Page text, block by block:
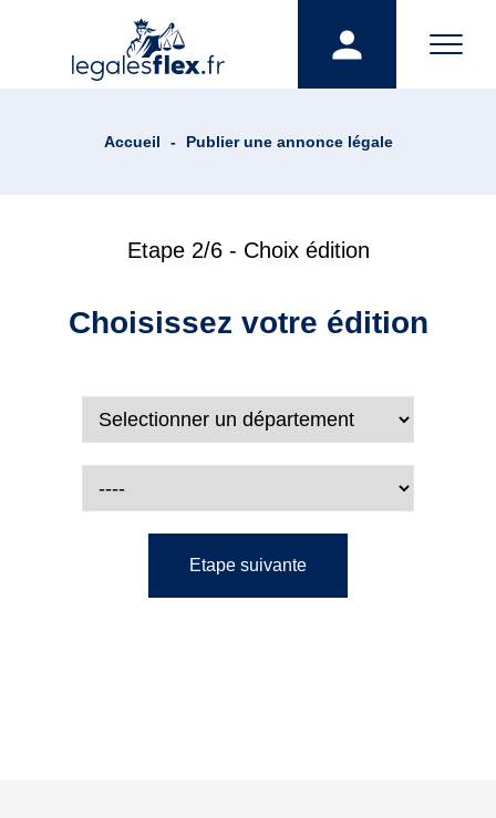
Accueil - Publier une annonce légale
Etape 2/6 - Choix édition
Choisissez votre édition
Etape suivante